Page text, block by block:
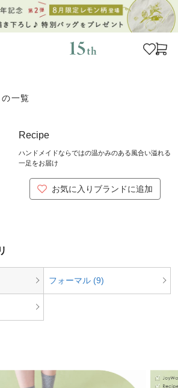
一覧
Recipe
ハンドメイドならではの温かみのある風合い溢れる
一足をお届け
お気に入りブランドに追加
フォーマル (9)